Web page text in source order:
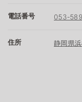
電話番号 053-
住所 静岡県